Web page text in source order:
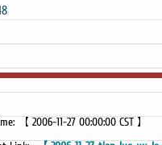
【 2006-11-27 00:00:00 CST 】